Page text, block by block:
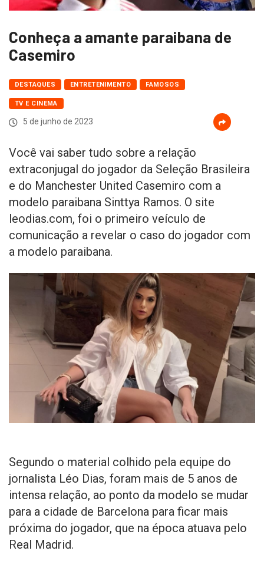
Conheça a amante paraibana de
Casemiro
DESTAQUES ENTRETENIMENTO FAMOSOS
TV E CINEMA
5 de junho de 2023
Você vai saber tudo sobre a relação
extraconjugal do jogador da Seleção Brasileira
e do Manchester United Casemiro com a
modelo paraibana Sinttya Ramos. O site
leodias.com, foi o primeiro veículo de
comunicação a revelar o caso do jogador com
a modelo paraibana.
Segundo o material colhido pela equipe do
jornalista Léo Dias, foram mais de 5 anos de
intensa relação, ao ponto da modelo se mudar
para a cidade de Barcelona para ficar mais
próxima do jogador, que na época atuava pelo
Real Madrid.